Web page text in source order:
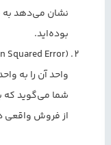
نشان می‌دهد به
بوده‌اید.
Squared Error):
واحد آن را به
شما می‌گوید که
از فروش واقعی